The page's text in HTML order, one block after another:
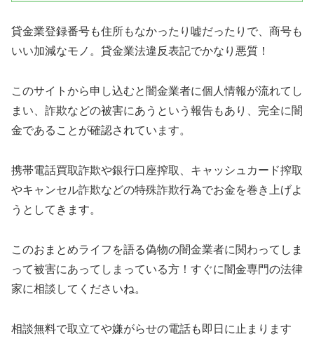
貸金業登録番号も住所もなかったり嘘だったりで、商号も
いい加減なモノ。貸金業法違反表記でかなり悪質！
このサイトから申し込むと闇金業者に個人情報が流れてし
まい、詐欺などの被害にあうという報告もあり、完全に闇
金であることが確認されています。
携帯電話買取詐欺や銀行口座搾取、キャッシュカード搾取
やキャンセル詐欺などの特殊詐欺行為でお金を巻き上げよ
うとしてきます。
このおまとめライフ を語る偽物の闇金業者に関わってしま
って被害にあってしまっている方！すぐに闇金専門の法律
家に相談してくださいね。
相談無料で取立てや嫌がらせの電話も即日に止まります